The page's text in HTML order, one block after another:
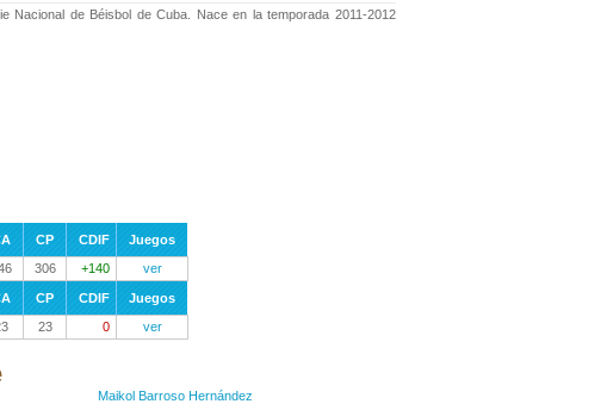
Nacional de Béisbol de Cuba. Nace en la temporada 2011-2012
CP CDIF
Juegos
306 +140 ver
CP CDIF
Juegos
23 0 ver
Maikol Barroso Hernández